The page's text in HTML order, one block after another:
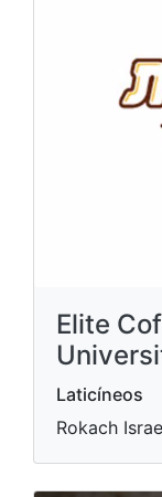
Elite
Laticíneos
Rokach